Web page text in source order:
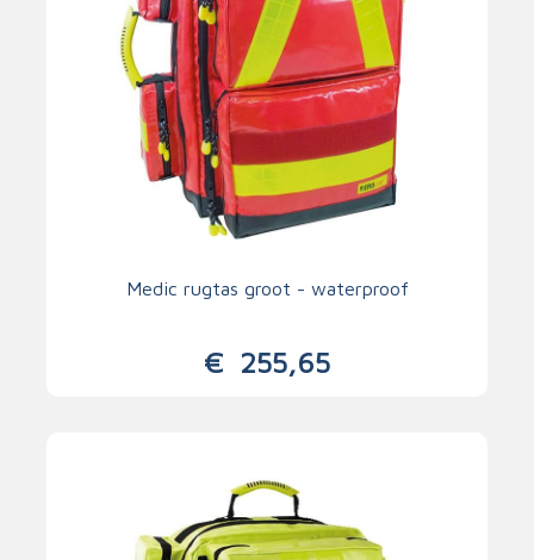
Medic rugtas groot - waterproof
€ 255,65